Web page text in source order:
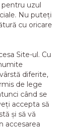
pentru uzul
Nu puteți
cu oricare
Site-ul. Cu
diferite,
de lege
când se
accepta să
și să vă
accesarea